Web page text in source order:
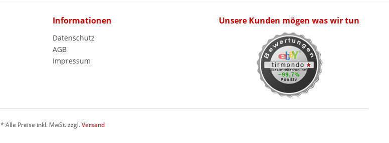
Informationen
Datenschutz
AGB
Impressum
Unsere Kunden mögen was wir tun
* Alle Preise inkl. MwSt. zzgl.Versand